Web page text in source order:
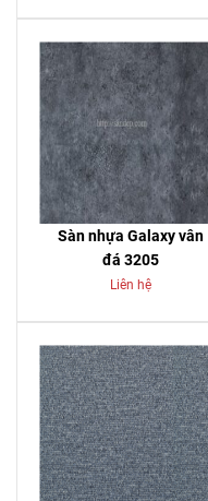
Sàn nhựa Galaxy vân
đá 3205
Liên hệ